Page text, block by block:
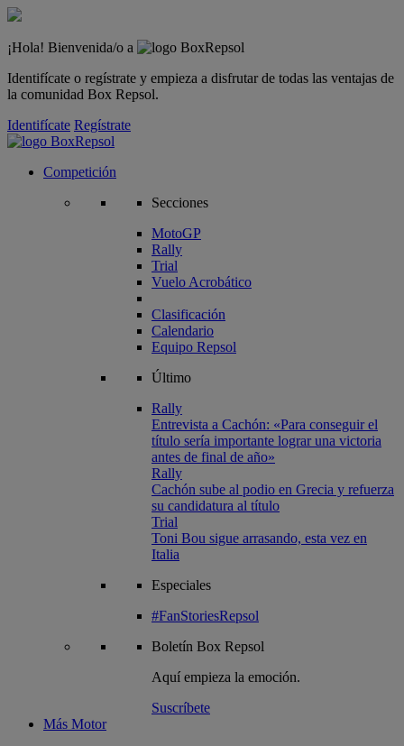
¡Hola! Bienvenida/o a
Identifícate o regístrate y empieza a disfrutar de todas las ventajas de
la comunidad Box Repsol.
Identifícate Regístrate
Competición
Secciones
MotoGP
Rally
Trial
Vuelo Acrobático
Clasificación
Calendario
Equipo Repsol
Último
Rally
Entrevista a Cachón: «Para conseguir el
título sería importante lograr una victoria
antes de final de año»
Rally
Cachón sube al podio en Grecia y refuerza
su candidatura al título
Trial
Toni Bou sigue arrasando, esta vez en
Italia
Especiales
#FanStoriesRepsol
Boletín Box Repsol
Aquí empieza la emoción.
Suscríbete
Más Motor